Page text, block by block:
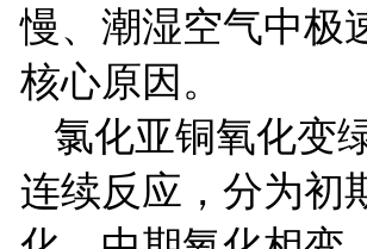
慢、潮湿空气中极
核心原因。
氯化亚铜氧化变
连续反应，分为初